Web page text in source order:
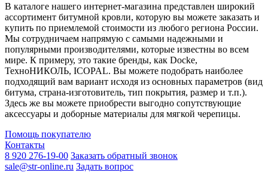
В каталоге нашего интернет-магазина представлен широкий
ассортимент битумной кровли, которую вы можете заказать и
купить по приемлемой стоимости из любого региона России.
Мы сотрудничаем напрямую с самыми надежными и
популярными производителями, которые известны во всем
мире. К примеру, это такие бренды, как Docke,
ТехноНИКОЛЬ, ICOPAL. Вы можете подобрать наиболее
подходящий вам вариант исходя из основных параметров (вид
битума, страна-изготовитель, тип покрытия, размер и т.п.).
Здесь же вы можете приобрести выгодно сопутствующие
аксессуары и доборные материалы для мягкой черепицы.
Помощь покупателю
Контакты
8 920 276-19-00 Заказать обратный звонок
sale@str-online.ru Задать вопрос